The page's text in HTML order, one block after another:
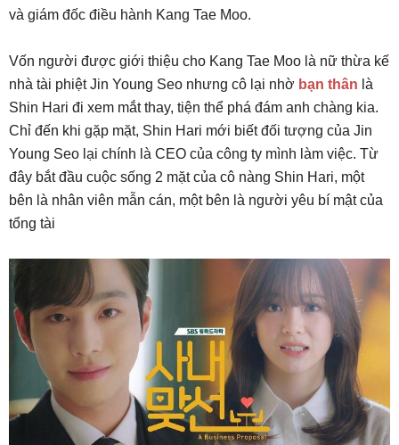
và giám đốc điều hành Kang Tae Moo.
Vốn người được giới thiệu cho Kang Tae Moo là nữ thừa kế
nhà tài phiệt Jin Young Seo nhưng cô lại nhờ bạn thân là
Shin Hari đi xem mắt thay, tiện thể phá đám anh chàng kia.
Chỉ đến khi gặp mặt, Shin Hari mới biết đối tượng của Jin
Young Seo lại chính là CEO của công ty mình làm việc. Từ
đây bắt đầu cuộc sống 2 mặt của cô nàng Shin Hari, một
bên là nhân viên mẫn cán, một bên là người yêu bí mật của
tổng tài